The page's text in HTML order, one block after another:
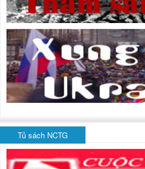
Tủ sách NCTG